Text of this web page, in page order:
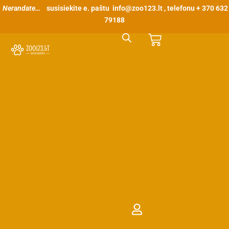
Pereiti
Nerandate… susisiekite e. paštu info@zoo123.lt , telefonu + 370 632
79188
Cart